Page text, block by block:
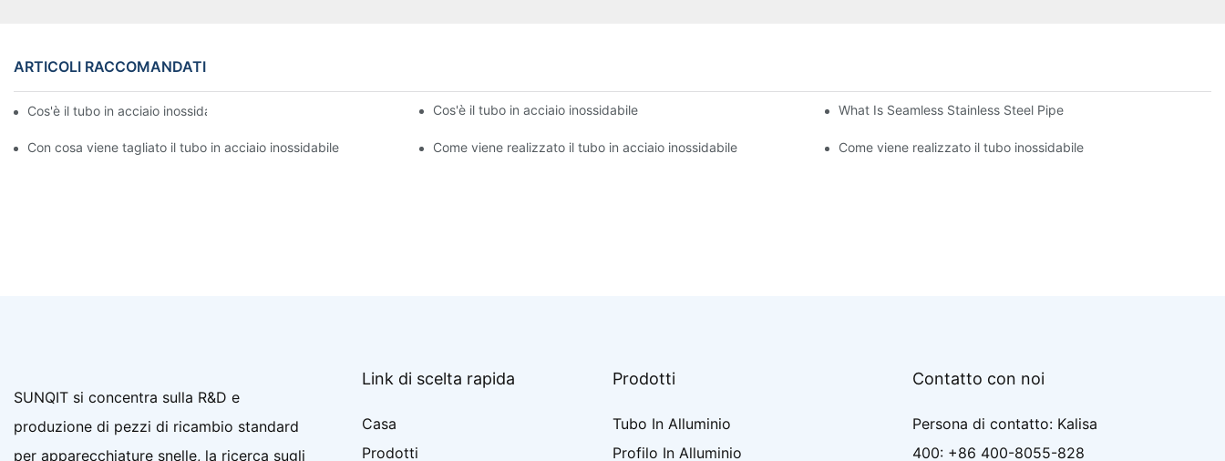
ARTICOLI RACCOMANDATI
Cos'è il tubo in acciaio inossidabile Cos'è il tubo in acciaio inossidabile What Is Seamless Stainless Steel Pipe
Con cosa viene tagliato il tubo in acciaio inossidabile Come viene realizzato il tubo in acciaio inossidabile Come viene realizzato il tubo inossidabile
SUNQIT si concentra sulla R&D e
produzione di pezzi di ricambio standard
per apparecchiature snelle, la ricerca sugli
Link di scelta rapida
Casa
Prodotti
Prodotti
Tubo In Alluminio
Profilo In Alluminio
Contatto con noi
Persona di contatto: Kalisa
400: +86 400-8055-828